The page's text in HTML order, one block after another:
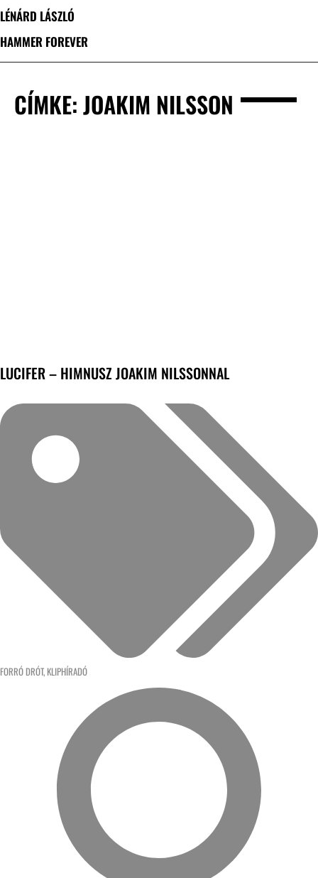
LÉNÁRD LÁSZLÓ
HAMMER FOREVER
CÍMKE: JOAKIM NILSSON
LUCIFER – HIMNUSZ JOAKIM NILSSONNAL
FORRÓ DRÓT, KLIPHÍRADÓ